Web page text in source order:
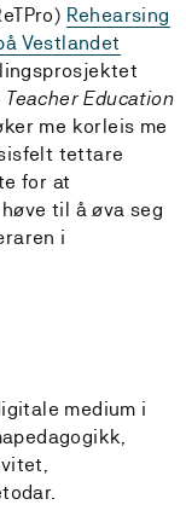
Rehearsing
Vestlandet
Education
me korleis me
tettare
for at
til å øva seg
i
medium i